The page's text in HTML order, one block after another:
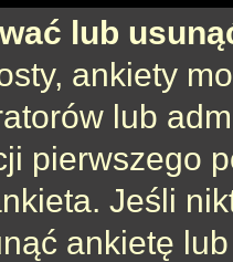
lub
ankiety
lub
pierwszego
Jeśli
ankietę